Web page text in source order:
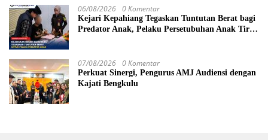
06/08/2026 0 Komentar
Kejari Kepahiang Tegaskan Tuntutan Berat bagi
Predator Anak, Pelaku Persetubuhan Anak Tiri
07/08/2026 0 Komentar
Perkuat Sinergi, Pengurus AMJ Audiensi dengan
Kajati Bengkulu